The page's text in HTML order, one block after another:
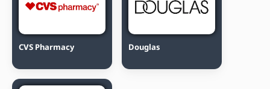
CVS Pharmacy Douglas